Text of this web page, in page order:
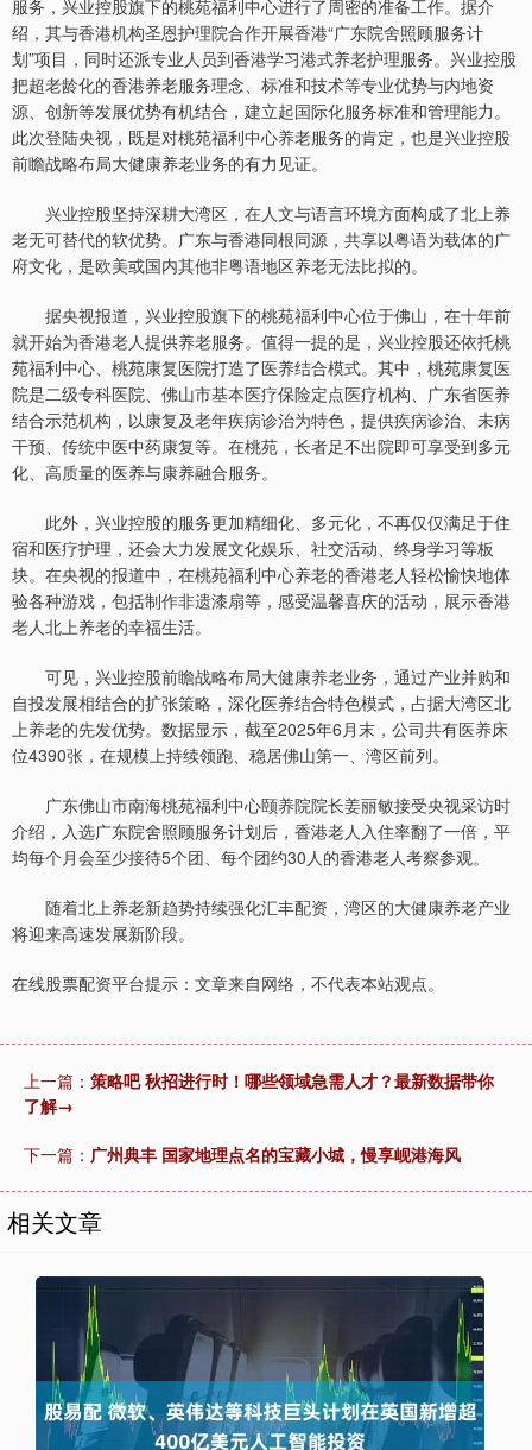
服务，兴业控股旗下的桃苑福利中心进行了周密的准备工作。据介
绍，其与香港机构圣恩护理院合作开展香港“广东院舍照顾服务计
划”项目，同时还派专业人员到香港学习港式养老护理服务。兴业控股
把超老龄化的香港养老服务理念、标准和技术等专业优势与内地资
源、创新等发展优势有机结合，建立起国际化服务标准和管理能力。
此次登陆央视，既是对桃苑福利中心养老服务的肯定，也是兴业控股
前瞻战略布局大健康养老业务的有力见证。
兴业控股坚持深耕大湾区，在人文与语言环境方面构成了北上养
老无可替代的软优势。广东与香港同根同源，共享以粤语为载体的广
府文化，是欧美或国内其他非粤语地区养老无法比拟的。
据央视报道，兴业控股旗下的桃苑福利中心位于佛山，在十年前
就开始为香港老人提供养老服务。值得一提的是，兴业控股还依托桃
苑福利中心、桃苑康复医院打造了医养结合模式。其中，桃苑康复医
院是二级专科医院、佛山市基本医疗保险定点医疗机构、广东省医养
结合示范机构，以康复及老年疾病诊治为特色，提供疾病诊治、未病
干预、传统中医中药康复等。在桃苑，长者足不出院即可享受到多元
化、高质量的医养与康养融合服务。
此外，兴业控股的服务更加精细化、多元化，不再仅仅满足于住
宿和医疗护理，还会大力发展文化娱乐、社交活动、终身学习等板
块。在央视的报道中，在桃苑福利中心养老的香港老人轻松愉快地体
验各种游戏，包括制作非遗漆扇等，感受温馨喜庆的活动，展示香港
老人北上养老的幸福生活。
可见，兴业控股前瞻战略布局大健康养老业务，通过产业并购和
自投发展相结合的扩张策略，深化医养结合特色模式，占据大湾区北
上养老的先发优势。数据显示，截至2025年6月末，公司共有医养床
位4390张，在规模上持续领跑、稳居佛山第一、湾区前列。
广东佛山市南海桃苑福利中心颐养院院长姜丽敏接受央视采访时
介绍，入选广东院舍照顾服务计划后，香港老人入住率翻了一倍，平
均每个月会至少接待5个团、每个团约30人的香港老人考察参观。
随着北上养老新趋势持续强化汇丰配资，湾区的大健康养老产业
将迎来高速发展新阶段。
在线股票配资平台提示：文章来自网络，不代表本站观点。
上一篇： 策略吧 秋招进行时！哪些领域急需人才？最新数据带你
了解→
下一篇： 广州典丰 国家地理点名的宝藏小城，慢享岘港海风
相关文章